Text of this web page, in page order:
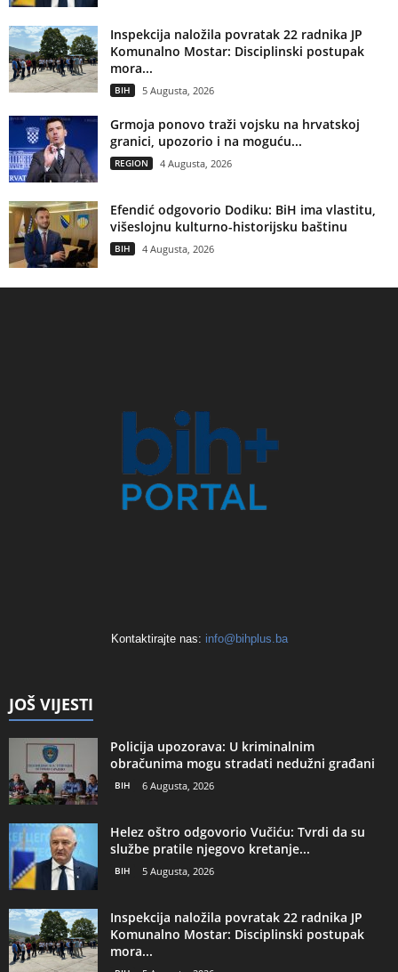
Inspekcija naložila povratak 22 radnika JP
Komunalno Mostar: Disciplinski postupak
mora...
BIH 5 Augusta, 2026
Grmoja ponovo traži vojsku na hrvatskoj
granici, upozorio i na moguću...
REGION 4 Augusta, 2026
Efendić odgovorio Dodiku: BiH ima vlastitu,
višeslojnu kulturno-historijsku baštinu
BIH 4 Augusta, 2026
Kontaktirajte nas: info@bihplus.ba
JOŠ VIJESTI
Policija upozorava: U kriminalnim
obračunima mogu stradati nedužni građani
BIH 6 Augusta, 2026
Helez oštro odgovorio Vučiću: Tvrdi da su
službe pratile njegovo kretanje...
BIH 5 Augusta, 2026
Inspekcija naložila povratak 22 radnika JP
Komunalno Mostar: Disciplinski postupak
mora...